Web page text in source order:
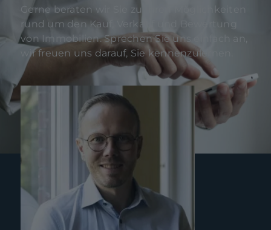
Gerne beraten wir Sie zu Ihren Möglichkeiten
rund um den Kauf, Verkauf und Bewertung
von Immobilien. Sprechen Sie uns einfach an,
wir freuen uns darauf, Sie kennenzulernen.